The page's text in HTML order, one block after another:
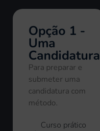
Opção 1 -
Uma
Candidatura
Para preparar e
submeter uma
candidatura com
método.
Curso prático